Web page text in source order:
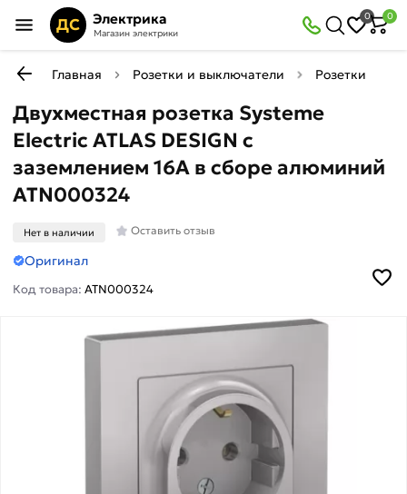
ДС Электрика
Магазин электрики
0 0
Главная Розетки и выключатели Розетки
Двухместная розетка Systeme
Electric ATLAS DESIGN с
заземлением 16А в сборе алюминий
ATN000324
Нет в наличии Оставить отзыв
Оригинал
Код товара:ATN000324